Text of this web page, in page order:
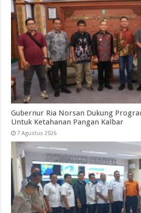
Gubernur Ria Norsan Dukung
Untuk Ketahanan Pangan Kalbar
7 Agustus 2026